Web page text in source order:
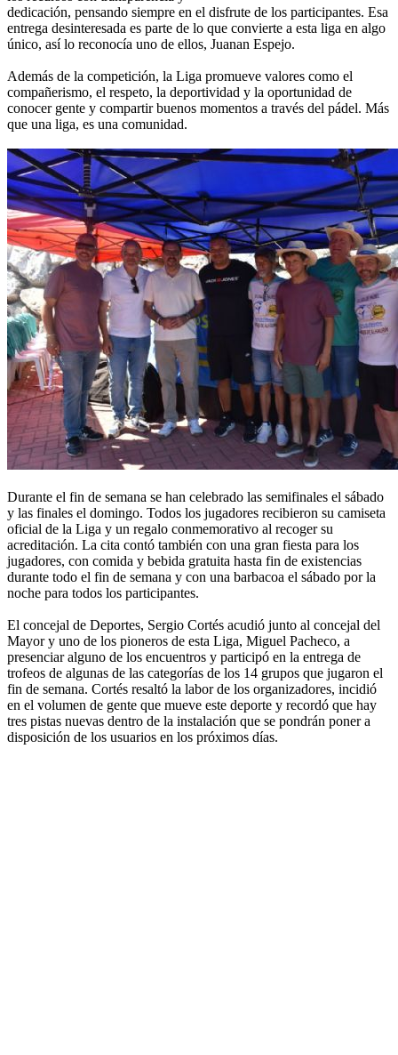
dedicación, pensando siempre en el disfrute de los participantes. Esa
entrega desinteresada es parte de lo que convierte a esta liga en algo
único, así lo reconocía uno de ellos, Juanan Espejo.
Además de la competición, la Liga promueve valores como el
compañerismo, el respeto, la deportividad y la oportunidad de
conocer gente y compartir buenos momentos a través del pádel. Más
que una liga, es una comunidad.
Durante el fin de semana se han celebrado las semifinales el sábado
y las finales el domingo. Todos los jugadores recibieron su camiseta
oficial de la Liga y un regalo conmemorativo al recoger su
acreditación. La cita contó también con una gran fiesta para los
jugadores, con comida y bebida gratuita hasta fin de existencias
durante todo el fin de semana y con una barbacoa el sábado por la
noche para todos los participantes.
El concejal de Deportes, Sergio Cortés acudió junto al concejal del
Mayor y uno de los pioneros de esta Liga, Miguel Pacheco, a
presenciar alguno de los encuentros y participó en la entrega de
trofeos de algunas de las categorías de los 14 grupos que jugaron el
fin de semana. Cortés resaltó la labor de los organizadores, incidió
en el volumen de gente que mueve este deporte y recordó que hay
tres pistas nuevas dentro de la instalación que se pondrán poner a
disposición de los usuarios en los próximos días.